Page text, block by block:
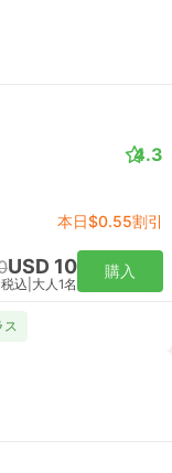
4.3
本日$0.55割引
USD 10
税込 大人1名
購入
ス